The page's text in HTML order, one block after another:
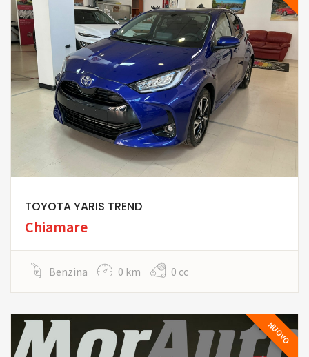
TOYOTA YARIS TREND
Chiamare
Benzina 0 km 0 cc
NUOVO